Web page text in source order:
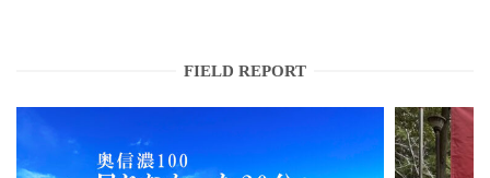
FIELD REPORT